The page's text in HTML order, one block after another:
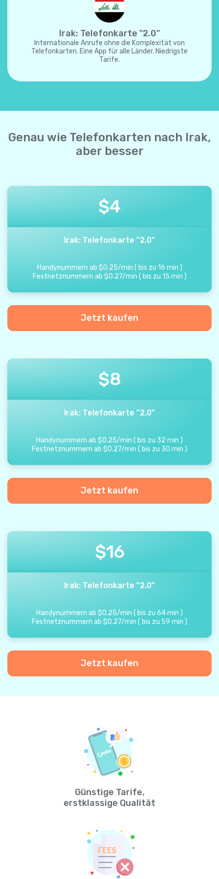
Irak: Telefonkarte "2.0"
Internationale Anrufe ohne die Komplexität von
Telefonkarten. Eine App für alle Länder. Niedrigste
Tarife.
Genau wie Telefonkarten nach Irak,
aber besser
$4
Irak: Telefonkarte "2.0"
Handynummern ab $0.25/min ( bis zu 16 min )
Festnetznummern ab $0.27/min ( bis zu 15 min )
Jetzt kaufen
$8
Irak: Telefonkarte "2.0"
Handynummern ab $0.25/min ( bis zu 32 min )
Festnetznummern ab $0.27/min ( bis zu 30 min )
Jetzt kaufen
$16
Irak: Telefonkarte "2.0"
Handynummern ab $0.25/min ( bis zu 64min )
Festnetznummern ab $0.27/min ( bis zu 59 min )
Jetzt kaufen
Günstige Tarife,
erstklassige Qualität